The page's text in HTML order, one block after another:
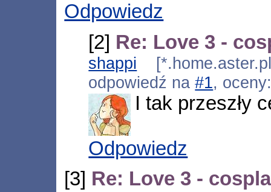
Odpowiedz
[2] Re: Love 3 -
shappi
odpowiedź na#1,
I tak przeszły
Odpowiedz
[3] Re: Love 3 -